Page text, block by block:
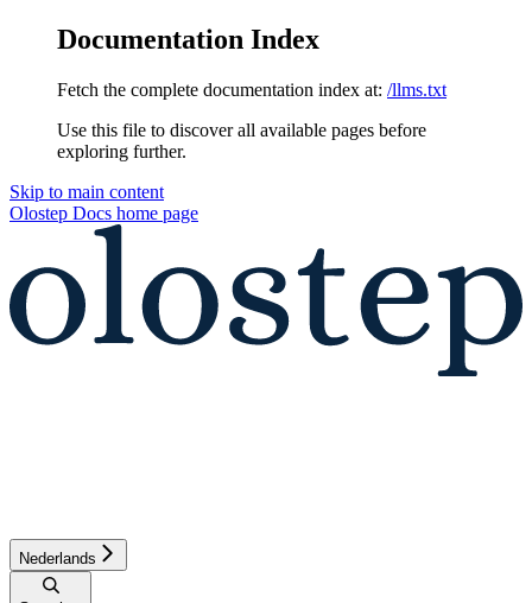
Documentation Index
Fetch the complete documentation index at: /llms.txt
Use this file to discover all available pages before
exploring further.
Skip to main content
Olostep Docs home page
Nederlands